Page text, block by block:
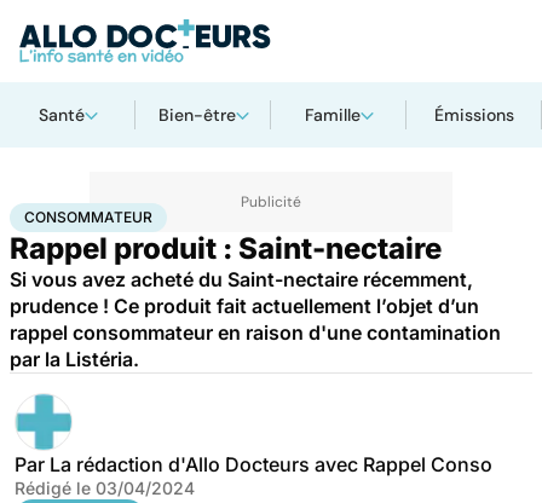
Santé Bien-être Famille Émissions
AccueilSantéConsommateur
CONSOMMATEUR
Rappel produit : Saint-nectaire
Si vous avez acheté du Saint-nectaire récemment,
prudence ! Ce produit fait actuellement l’objet d’un
rappel consommateur en raison d'une contamination
par la Listéria.
Par La rédaction d'Allo Docteurs avec Rappel Conso
Rédigé le 03/04/2024